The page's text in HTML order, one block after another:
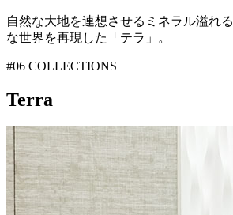
自然な大地を連想させるミネラル溢れる
な世界を再現した「テラ」。
#06 COLLECTIONS
Terra